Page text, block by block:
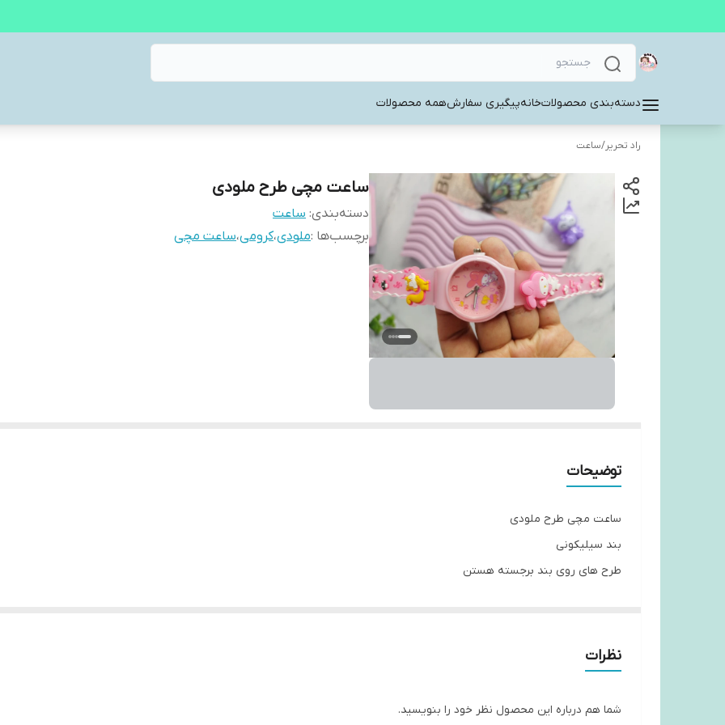
دسته‌بندی محصولاتخانهپیگیری سفارشهمه محصولات
راد تحریر/ساعت
ساعت مچی طرح ملودی
دسته‌بندی: ساعت
برچسب‌ها :ملودی،کرومی،ساعت مچی
توضیحات
ساعت مچی طرح ملودی
بند سیلیکونی
طرح های روی بند برجسته هستن
خلاصه هم باکیفیت هست هم زیبا
نظرات
شما هم درباره این محصول نظر خود را بنویسید.